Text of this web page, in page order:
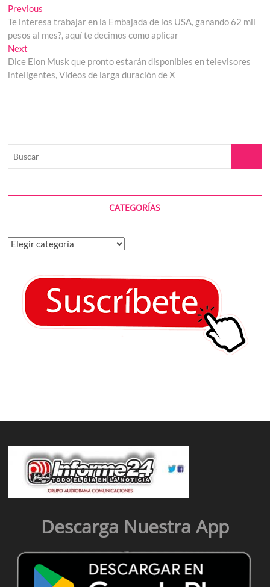
Navegación
de
entradas
Previous
post:
Te interesa trabajar en la Embajada de los USA, ganando 62 mil
pesos al mes?, aquí te decimos como aplicar
Next
post:
Dice Elon Musk que pronto estarán disponibles en televisores
inteligentes, Videos de larga duración de X
CATEGORÍAS
Categorías
Descarga Nuestra App